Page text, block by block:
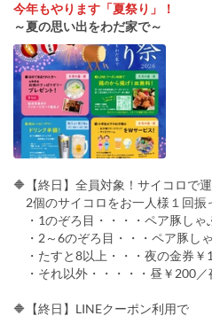
今年もやります「夏祭り」！
～夏の思い出をわだ家で～
🔶【終日】全員対象！サイコロで
2個のサイコロをお一人様１回振
・1のぞろ目・・・・ペア豚しゃ
・2～6のぞろ目・・・ペア豚し
・たすと8以上・・・夜の金券￥
・それ以外・・・・・昼￥200／
🔶【終日】LINEクーポン利用で